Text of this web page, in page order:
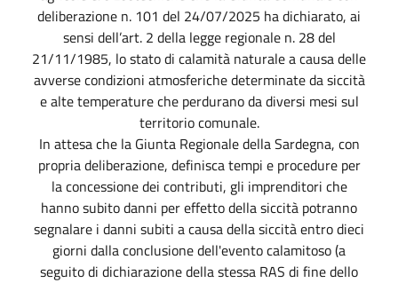
deliberazione n. 101 del 24/07/2025 ha dichiarato, ai
sensi dell’art. 2 della legge regionale n. 28 del
21/11/1985, lo stato di calamità naturale a causa delle
avverse condizioni atmosferiche determinate da siccità
e alte temperature che perdurano da diversi mesi sul
territorio comunale.
In attesa che la Giunta Regionale della Sardegna, con
propria deliberazione, definisca tempi e procedure per
la concessione dei contributi, gli imprenditori che
hanno subito danni per effetto della siccità potranno
segnalare i danni subiti a causa della siccità entro dieci
giorni dalla conclusione dell'evento calamitoso (a
seguito di dichiarazione della stessa RAS di fine dello